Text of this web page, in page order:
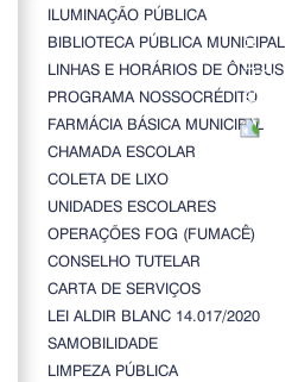
ILUMINAÇÃO PÚBLICA
BIBLIOTECA PÚBLICA MUNICIPAL
LINHAS E HORÁRIOS DE ÔNIBUS
PROGRAMA NOSSOCRÉDITO
FARMÁCIA BÁSICA MUNICIPAL
CHAMADA ESCOLAR
COLETA DE LIXO
UNIDADES ESCOLARES
OPERAÇÕES FOG (FUMACÊ)
CONSELHO TUTELAR
CARTA DE SERVIÇOS
LEI ALDIR BLANC 14.017/2020
SAMOBILIDADE
LIMPEZA PÚBLICA